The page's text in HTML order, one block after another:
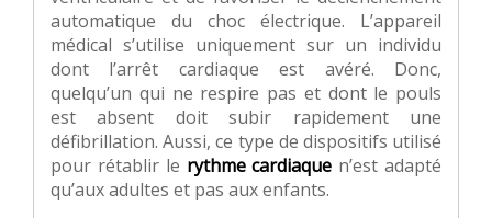
automatique du choc électrique. L’appareil
médical s’utilise uniquement sur un individu
dont l’arrêt cardiaque est avéré. Donc,
quelqu’un qui ne respire pas et dont le pouls
est absent doit subir rapidement une
défibrillation. Aussi, ce type de dispositifs utilisé
pour rétablir le rythme cardiaque n’est adapté
qu’aux adultes et pas aux enfants.